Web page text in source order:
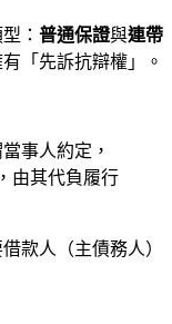
： 普通保證與連帶
「先訴抗辯權」。
事人約定，
由其代負履行
款人（主債務人）